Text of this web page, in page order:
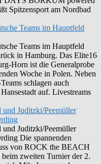
Spitzensport am Nordbad
Teams im Hauptfeld
Teams im Hauptfeld
in Hamburg. Das Elite16
Horn ist die Generalprobe
Woche in Polen. Neben
schlagen auch
auf. Livestreams
und Juditzki/Peemüller
und Juditzki/Peemüller
Die spannenden
von ROCK the BEACH
zweiten Turnier der 2.